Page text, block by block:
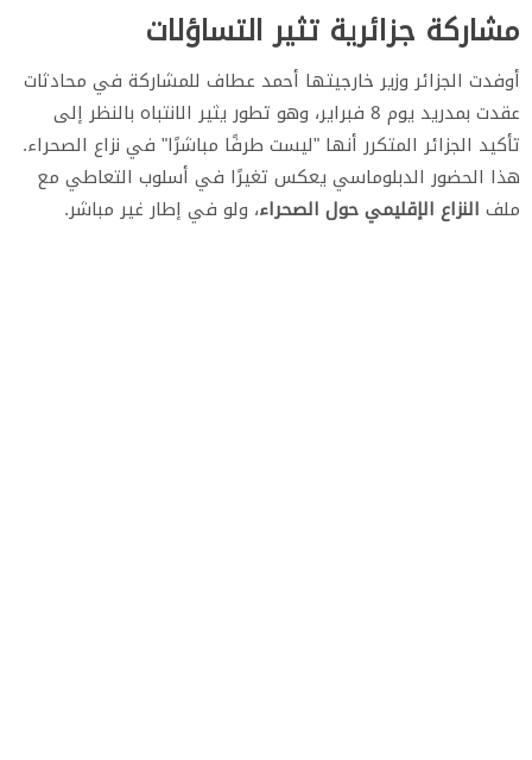
مشاركة جزائرية تثير التساؤلات
أوفدت الجزائر وزير خارجيتها أحمد عطاف للمشاركة في محادثات
عقدت بمدريد يوم 8 فبراير، وهو تطور يثير الانتباه بالنظر إلى
تأكيد الجزائر المتكرر أنها "ليست طرفًا مباشرًا" في نزاع الصحراء.
هذا الحضور الدبلوماسي يعكس تغيرًا في أسلوب التعاطي مع
ملف النزاع الإقليمي حول الصحراء، ولو في إطار غير مباشر.